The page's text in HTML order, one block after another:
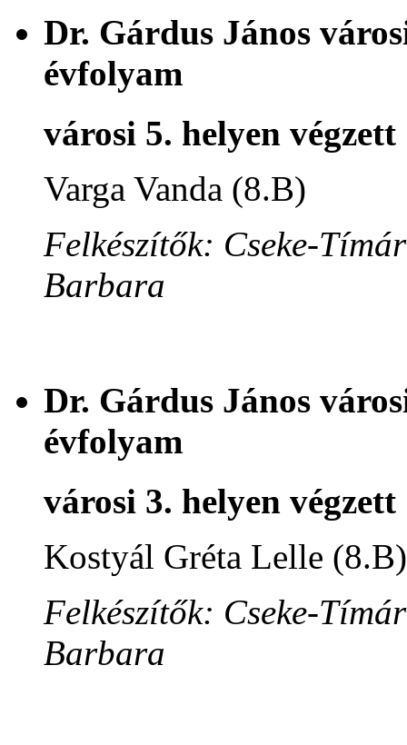
Dr. Gárdus János
évfolyam
városi 5. helyen végzett
Varga Vanda (8.B)
Felkészítők: Cseke-
Barbara
Dr. Gárdus János
évfolyam
városi 3. helyen végzett
Kostyál Gréta Lelle (8.B)
Felkészítők: Cseke-
Barbara